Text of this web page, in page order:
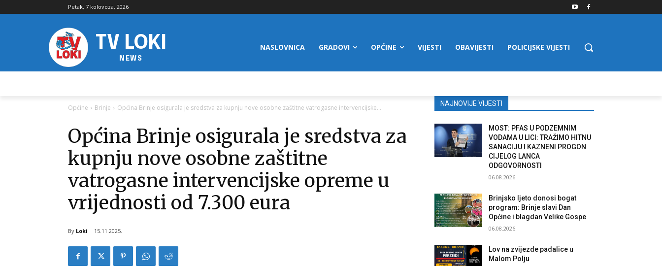
Petak, 7 kolovoza, 2026
TV LOKI
NEWS
NASLOVNICA GRADOVI OPĆINE VIJESTI OBAVIJESTI POLICIJSKE VIJESTI
Općine Brinje Općina Brinje osigurala je sredstva za kupnju nove osobne zaštitne vatrogasne intervencijske...
Općina Brinje osigurala je sredstva za
kupnju nove osobne zaštitne
vatrogasne intervencijske opreme u
vrijednosti od 7.300 eura
By Loki 15.11.2025.
NAJNOVIJE VIJESTI
MOST: PFAS U PODZEMNIM
VODAMA U LICI: TRAŽIMO HITNU
SANACIJU I KAZNENI PROGON
CIJELOG LANCA
ODGOVORNOSTI
06.08.2026.
Brinjsko ljeto donosi bogat
program: Brinje slavi Dan
Općine i blagdan Velike Gospe
06.08.2026.
Lov na zvijezde padalice u
Malom Polju